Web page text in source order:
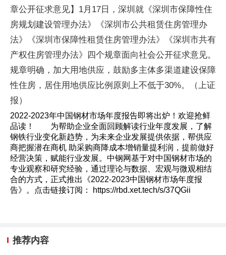
章公开征求意见】1月17日，深圳就《深圳市保障性住
房规划建设管理办法》《深圳市公共租赁住房管理办
法》《深圳市保障性租赁住房管理办法》《深圳市共有
产权住房管理办法》四个规章面向社会公开征求意见。
规章明确，加大用地供应，鼓励多主体多渠道建设保障
性住房，居住用地供应比例原则上不低于30%。（上证
报）
2022-2023年中国钢材市场年度报告即将出炉！欢迎抢鲜
品读！ 为帮助企业全面回顾解读行业年度发展，了解
钢铁行业变化新趋势，为未来企业发展提供依据，帮供应
商把握潜在商机 助采购商降成本增销量提利润，提前做好
经营决策，赋能行业发展。中钢网基于对中国钢材市场的
专业观察和研究经验，通过理论与数据、宏观与微观相结
合的方式，正式推出《2022-2023中国钢材市场年度报
告》。点击链接订阅： https://rbd.xet.tech/s/37QGii
推荐内容